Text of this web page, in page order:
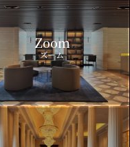
Zoom
ズーム